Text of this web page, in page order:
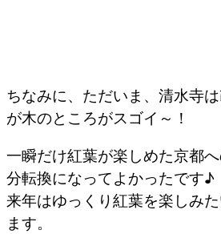
ちなみに、ただいま、清水寺
が木のところがスゴイ～！
一瞬だけ紅葉が楽しめた京都
分転換になってよかったです♪
来年はゆっくり紅葉を楽しみ
ます。